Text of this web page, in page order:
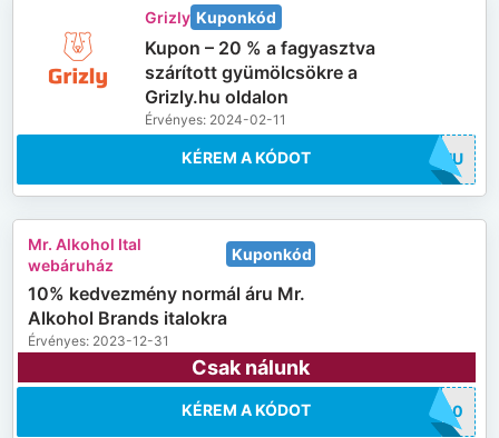
Grizly Kuponkód
Kupon – 20 % a fagyasztva
szárított gyümölcsökre a
Grizly.hu oldalon
Érvényes: 2024-02-11
20HU
KÉREM A KÓDOT
Mr. Alkohol Ital
webáruház
Kuponkód
10% kedvezmény normál áru Mr.
Alkohol Brands italokra
Érvényes: 2023-12-31
Csak nálunk
DS10
KÉREM A KÓDOT